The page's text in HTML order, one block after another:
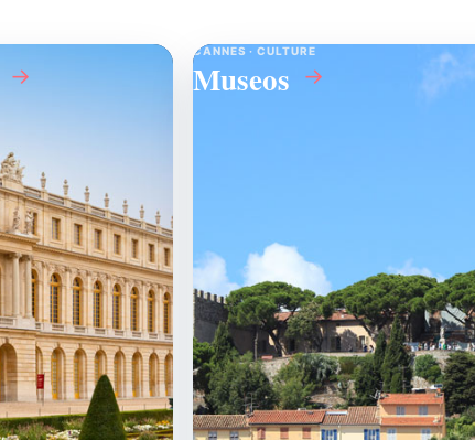
→
CANNES · CULTURE
Museos →